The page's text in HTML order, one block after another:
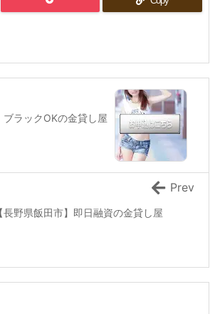
ブラックOKの金貸し屋
【長野県飯田市】即日融資の金貸し屋
Prev